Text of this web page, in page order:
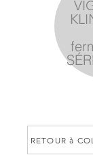
RETOUR à